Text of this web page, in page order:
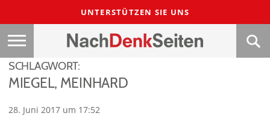
UNTERSTÜTZEN SIE UNS
SCHLAGWORT:
MIEGEL, MEINHARD
28. Juni 2017 um 17:52